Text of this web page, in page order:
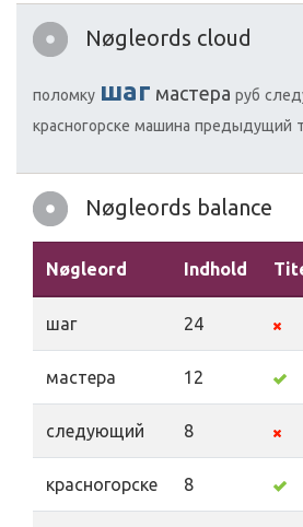
Nøgleords cloud
поломку шаг мастера руб
красногорске машина предыдущий
Nøgleords balance
Nøgleord Indhold
шаг 24
мастера 12
следующий 8
красногорске 8